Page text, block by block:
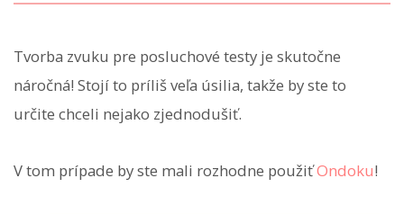
Tvorba zvuku pre posluchové testy je skutočne
náročná! Stojí to príliš veľa úsilia, takže by ste to
určite chceli nejako zjednodušiť.
V tom prípade by ste mali rozhodne použiťOndoku!